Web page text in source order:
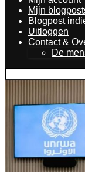
Mijn
Blogpost
Uitloggen
Contact &
De